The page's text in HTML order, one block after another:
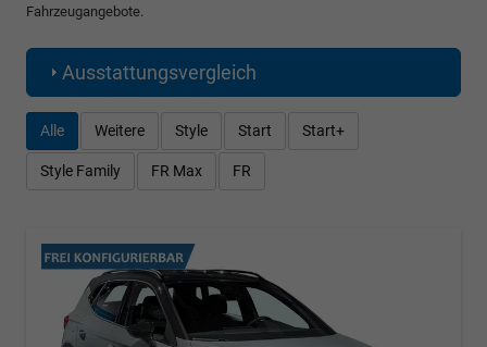
Fahrzeugangebote.
Ausstattungsvergleich
Alle Weitere Style Start Start+
Style Family FR Max FR